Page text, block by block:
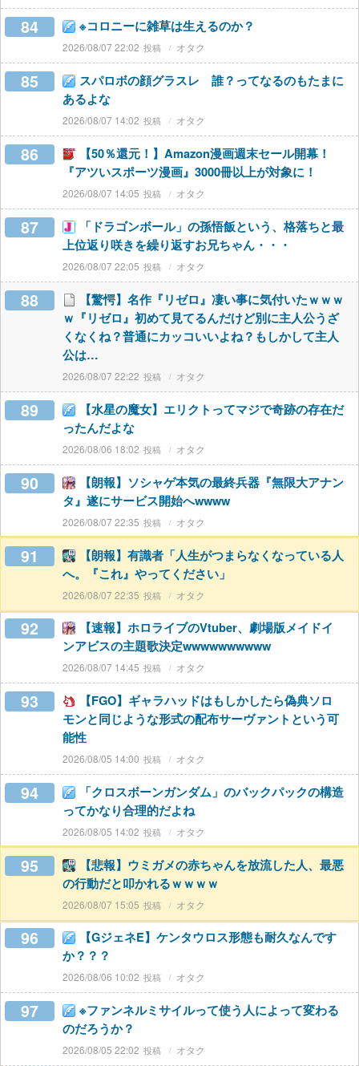
84 ※コロニーに雑草は生えるのか？
2026/08/07 22:02 オタク
85
スパロボの顔グラスレ 誰？ってなるのもたまに
あるよな
2026/08/07 14:02 オタク
86
【50％還元！】Amazon漫画週末セール開幕！
『アツいスポーツ漫画』3000冊以上が対象に！
2026/08/07 14:05 オタク
87
「ドラゴンボール」の孫悟飯という、格落ちと最
上位返り咲きを繰り返すお兄ちゃん・・・
2026/08/07 22:05 オタク
88
【驚愕】名作『リゼロ』凄い事に気付いたｗｗｗ
ｗ『リゼロ』初めて見てるんだけど別に主人公うざ
くなくね？普通にカッコいいよね？もしかして主人
公は…
2026/08/07 22:22 オタク
89
【水星の魔女】エリクトってマジで奇跡の存在だ
ったんだよな
2026/08/06 18:02 オタク
90
【朗報】ソシャゲ本気の最終兵器『無限大アナン
タ』遂にサービス開始へwwww
2026/08/07 22:35 オタク
91
【朗報】有識者「人生がつまらなくなっている人
へ。『これ』やってください」
2026/08/07 22:35 オタク
92
【速報】ホロライブのVtuber、劇場版メイドイ
ンアビスの主題歌決定wwwwwwwwww
2026/08/07 14:45 オタク
93
【FGO】ギャラハッドはもしかしたら偽典ソロ
モンと同じような形式の配布サーヴァントという可
能性
2026/08/05 14:00 オタク
94
「クロスボーンガンダム」のバックパックの構造
ってかなり合理的だよね
2026/08/05 14:02 オタク
95
【悲報】ウミガメの赤ちゃんを放流した人、最悪
の行動だと叩かれるｗｗｗｗ
2026/08/07 15:05 オタク
96
【GジェネE】ケンタウロス形態も耐久なんです
か？？？
2026/08/06 10:02 オタク
97
※ファンネルミサイルって使う人によって変わる
のだろうか？
2026/08/05 22:02 オタク